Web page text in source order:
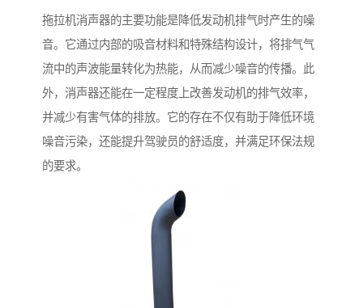
拖拉机消声器的主要功能是降低发动机排气时产生的噪
音。它通过内部的吸音材料和特殊结构设计，将排气气
流中的声波能量转化为热能，从而减少噪音的传播。此
外，消声器还能在一定程度上改善发动机的排气效率，
并减少有害气体的排放。它的存在不仅有助于降低环境
噪音污染，还能提升驾驶员的舒适度，并满足环保法规
的要求。